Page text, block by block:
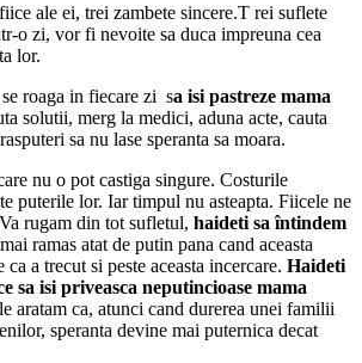
ale ei, trei zambete sincere.T rei suflete
o zi, vor fi nevoite sa duca impreuna cea
lor.
roaga in fiecare zi sa isi pastreze mama
solutii, merg la medici, aduna acte, cauta
sa nu lase speranta sa moara.
nu o pot castiga singure. Costurile
puterile lor. Iar timpul nu asteapta. Fiicele ne
Va rugam din tot sufletul, haideti sa întindem
ramas atat de putin pana cand aceasta
a trecut si peste aceasta incercare. Haideti
sa isi priveasca neputincioase mama
aratam ca, atunci cand durerea unei familii
speranta devine mai puternica decat